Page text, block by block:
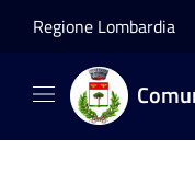
Regione Lombardia